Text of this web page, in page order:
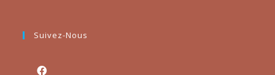
Suivez-Nous